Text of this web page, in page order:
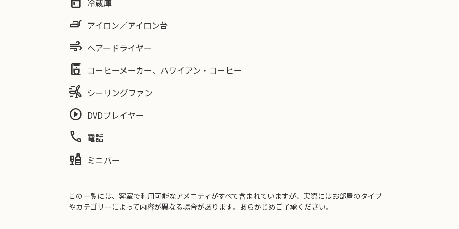
冷蔵庫
iron アイロン／アイロン台
air ヘアードライヤー
coffee_maker コーヒーメーカー、ハワイアン・コーヒー
wind_power シーリングファン
play_circle DVDプレイヤー
phone 電話
liquor ミニバー
この一覧には、客室で利用可能なアメニティがすべて含まれていますが、実際にはお部屋のタイプ
やカテゴリーによって内容が異なる場合があります。あらかじめご了承ください。